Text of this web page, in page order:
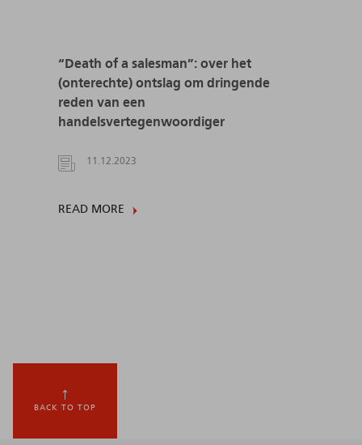
“Death of a salesman”: over het
(onterechte) ontslag om dringende
reden van een
handelsvertegenwoordiger
11.12.2023
READ MORE
BACK TO TOP